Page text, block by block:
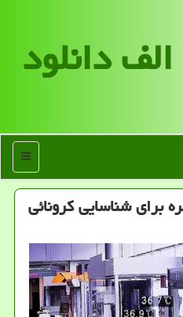
الف دانلود
منو
برای شناسایی كرونائی